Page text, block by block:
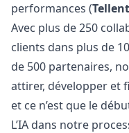
performances (
Avec plus de 250
clients dans plus de
de 500 partenaires,
attirer, développer et
et ce n’est que le
L’IA dans notre